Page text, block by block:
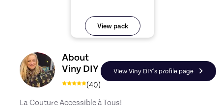
View pack
Discover the profile of Viny DIY, Skiller in
About
Viny DIY
(40)
View Viny DIY's profile page
La Couture Accessible à Tous!